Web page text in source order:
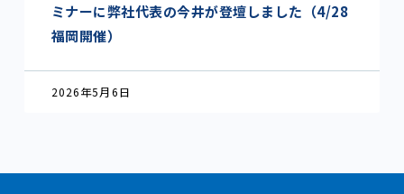
ミナーに弊社代表の今井が登壇しました（4/28
福岡開催）
2026年5月6日